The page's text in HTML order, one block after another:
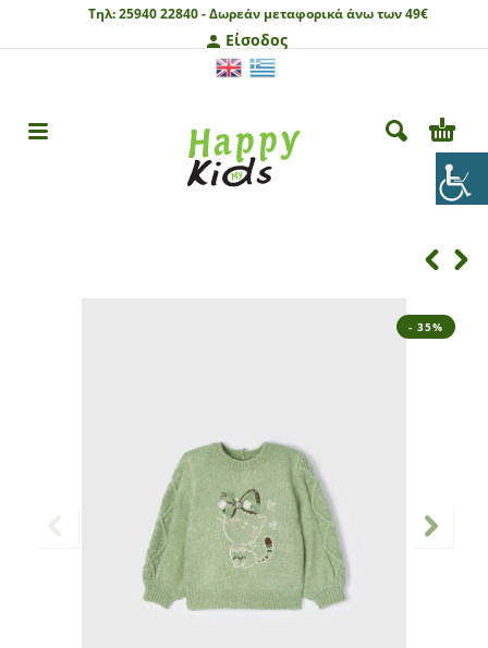
Τηλ:25940 22840 -Δωρεάν μεταφορικά άνω των 49€
Είσοδος
- 35%